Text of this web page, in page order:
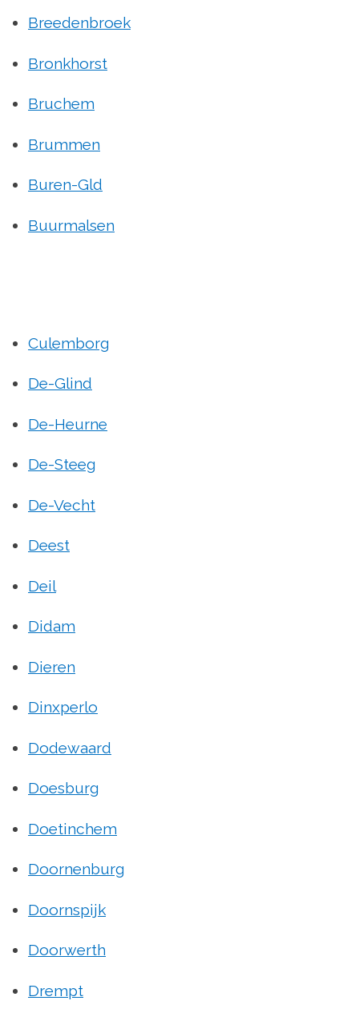
Breedenbroek
Bronkhorst
Bruchem
Brummen
Buren-Gld
Buurmalsen
Culemborg
De-Glind
De-Heurne
De-Steeg
De-Vecht
Deest
Deil
Didam
Dieren
Dinxperlo
Dodewaard
Doesburg
Doetinchem
Doornenburg
Doornspijk
Doorwerth
Drempt